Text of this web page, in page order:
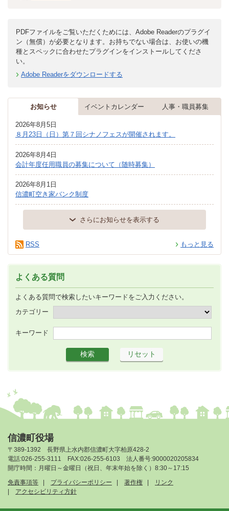
PDFファイルをご覧いただくためには、Adobe Readerのプラグイ
ン（無償）が必要となります。お持ちでない場合は、お使いの機
種とスペックに合わせたプラグインをインストールしてくださ
い。
Adobe Readerをダウンロードする
お知らせ イベントカレンダー 人事・職員募集
2026年8月5日
８月23日（日）第７回シナノフェスが開催されます。
2026年8月4日
会計年度任用職員の募集について（随時募集）
2026年8月1日
信濃町空き家バンク制度
さらにお知らせを表示する
もっと見る
RSS
よくある質問
よくある質問で検索したいキーワードをご入力ください。
カテゴリー
キーワード
信濃町役場
〒389-1392 長野県上水内郡信濃町大字柏原428-2
電話:026-255-3111 FAX:026-255-6103 法人番号:9000020205834
開庁時間：月曜日～金曜日（祝日、年末年始を除く）8:30～17:15
免責事項等
プライバシーポリシー 著作権
リンク
アクセシビリティ方針